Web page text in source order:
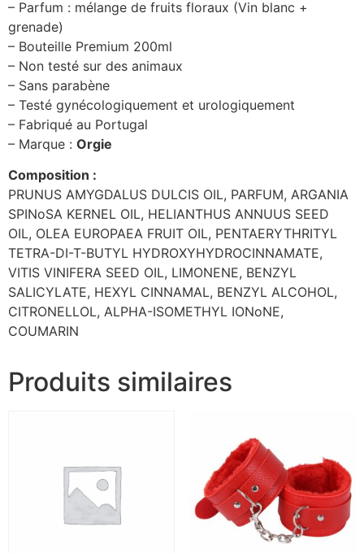
– Parfum : mélange de fruits floraux (Vin blanc +
grenade)
– Bouteille Premium 200ml
– Non testé sur des animaux
– Sans parabène
– Testé gynécologiquement et urologiquement
– Fabriqué au Portugal
– Marque : Orgie
Composition :
PRUNUS AMYGDALUS DULCIS OIL, PARFUM, ARGANIA
SPINoSA KERNEL OIL, HELIANTHUS ANNUUS SEED
OIL, OLEA EUROPAEA FRUIT OIL, PENTAERYTHRITYL
TETRA-DI-T-BUTYL HYDROXYHYDROCINNAMATE,
VITIS VINIFERA SEED OIL, LIMONENE, BENZYL
SALICYLATE, HEXYL CINNAMAL, BENZYL ALCOHOL,
CITRONELLOL, ALPHA-ISOMETHYL IONoNE,
COUMARIN
Produits similaires